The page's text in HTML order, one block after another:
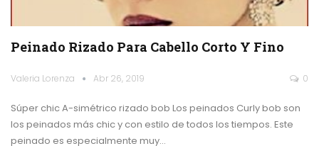
Peinado Rizado Para Cabello Corto Y Fino
Valeria Lorenza Abr 26, 2019 0
Súper chic A-simétrico rizado bob Los peinados Curly bob son
los peinados más chic y con estilo de todos los tiempos. Este
peinado es especialmente muy…